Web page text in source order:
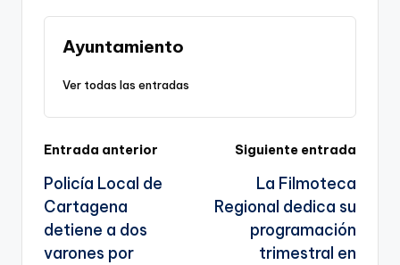
Li
n
k
b
o
o
a A
e
a
te
Ayuntamiento
Ver todas las entradas
Navegación
de
entradas
Entrada anterior
Policía Local de
Cartagena
detiene a dos
varones por
Siguiente entrada
La Filmoteca
Regional dedica su
programación
trimestral en